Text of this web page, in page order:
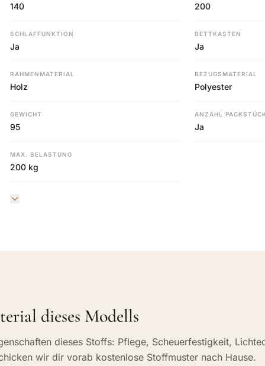
140 200
SCHLAFFUNKTION
Ja
BETTKASTEN
Ja
RAHMENMATERIAL
Holz
BEZUGSMATERIAL
Polyester
GEWICHT
95
ANZAHL
Ja
MAX. BELASTUNG
200 kg
dieses Modells
dieses Stoffs: Pflege, Scheuerfestigkeit,
wir dir vorab kostenlose Stoffmuster nach Hause.